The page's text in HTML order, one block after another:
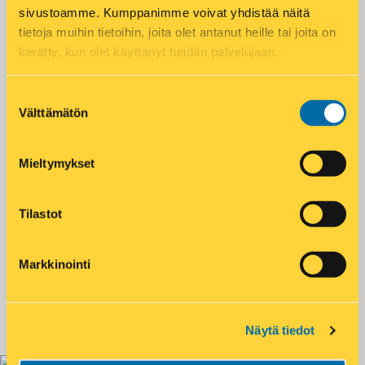
sivustoamme. Kumppanimme voivat yhdistää näitä
tietoja muihin tietoihin, joita olet antanut heille tai joita on
kerätty, kun olet käyttänyt heidän palvelujaan.
valinta
Välttämätön
Mieltymykset
Tilastot
Markkinointi
Näytä tiedot
DHL Express palvelupiste
Hodarit
Matkahuolto pakettipiste
Paistotuotteet
Postnord pakettipiste
Aukioloajat
09:00 – 20:00